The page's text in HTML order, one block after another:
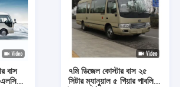
বাস
৭মি ডিজেল কোস্টার বাস ২৫
সিটার ম্যানুয়াল ৫ গিয়ার পাবলিক